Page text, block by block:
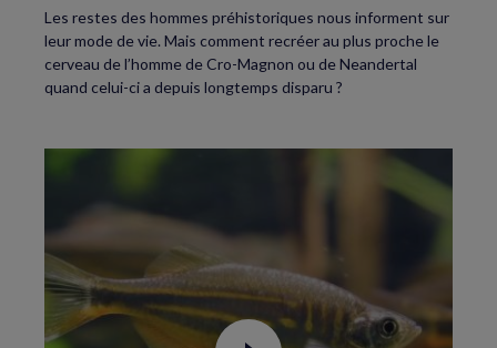
Les restes des hommes préhistoriques nous informent sur
leur mode de vie. Mais comment recréer au plus proche le
cerveau de l’homme de Cro-Magnon ou de Neandertal
quand celui-ci a depuis longtemps disparu ?